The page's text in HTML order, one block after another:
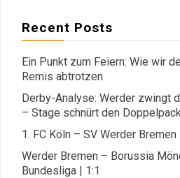
Recent Posts
Ein Punkt zum Feiern: Wie wir
Remis abtrotzen
Derby-Analyse: Werder zwingt
– Stage schnürt den
1. FC Köln – SV Werder
Werder Bremen – Borussia
Bundesliga | 1:1